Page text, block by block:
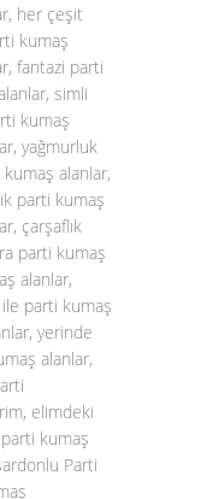
her çeşit
kumaş
fantazi parti
simli
kumaş
yağmurluk
alanlar,
parti kumaş
çarşaflık
parti kumaş
alanlar,
parti kumaş
yerinde
alanlar,
elimdeki
kumaş
Parti